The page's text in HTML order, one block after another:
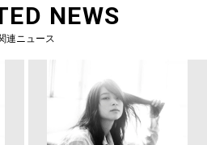
NEWS
連ニュース